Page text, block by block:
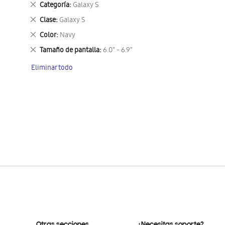
Categoría Galaxy S
Eliminar
este
artículo
Clase Galaxy S
Eliminar
este
artículo
Color Navy
Eliminar
este
artículo
Tamaño de pantalla 6.0" - 6.9"
Eliminar
artículo
Eliminar todo